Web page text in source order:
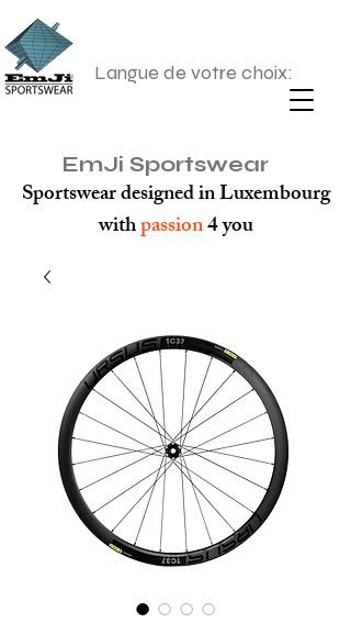
Langue de votre choix:
EmJi Sportswear
Sportswear designed in Luxembourg
withpassion4 you